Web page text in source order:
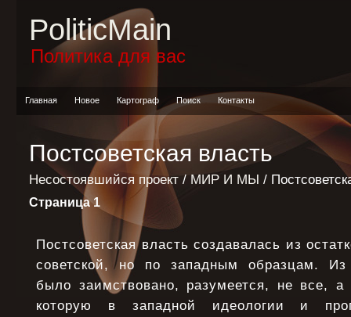
PoliticMain
Политика для вас
Главная Новое Картограф Поиск Контакты
Постсоветская власть
Несостоявшийся проект / МИР И МЫ /
Страница 1
Постсоветская власть создавалась из
советской, но по западным образцам. Из
было заимствовано, разумеется, не все, а
которую в западной идеологии и